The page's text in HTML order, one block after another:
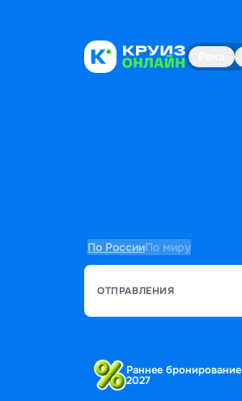
По РоссииПо миру
ОТПРАВЛЕНИЯ
Раннее бронирование
2027